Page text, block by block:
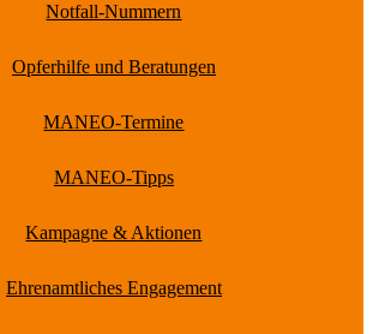
Notfall-Nummern
Opferhilfe und Beratungen
MANEO-Termine
MANEO-Tipps
Kampagne & Aktionen
Ehrenamtliches Engagement